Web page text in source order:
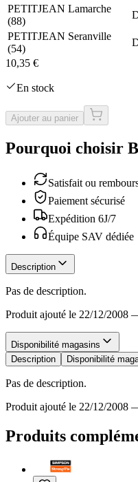
PETITJEAN Lamarche
(88)
PETITJEAN Seranville
(54)
10,35 €
En stock
Ajouter au panier
Pourquoi choisir
Satisfait ou
Paiement sécurisé
Expédition 6J/7
Équipe SAV dédiée
Description
Pas de description.
Produit ajouté le 22/12/2008
Disponibilité magasins
Description
Disponibilité
Pas de description.
Produit ajouté le 22/12/2008
Produits